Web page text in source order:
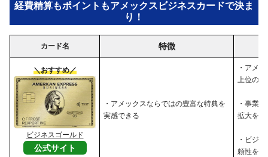
経費精算もポイントもアメックスビジネスカードで決ま
り！
カード名 特徴
＼おすすめ／
ビジネスゴールド
公式サイト
・アメックスならではの豊富な特典を
実感できる
・アメ
上位のサ
・事業
拡大を目
・ビジ
頼性を高